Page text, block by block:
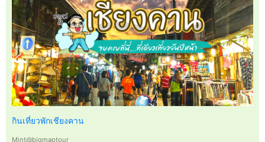
กินเที่ยวพักเชียงคาน
Mint@bigmaptour